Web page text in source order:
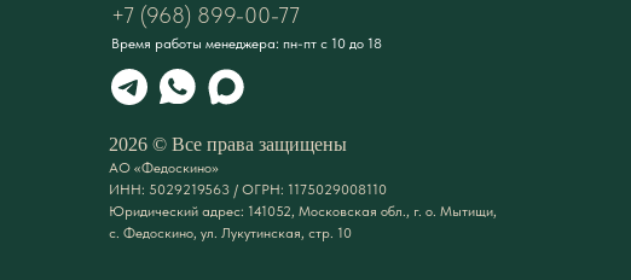
+7 (968) 899-00-77
АО «Федоскино»
ИНН: 5029219563 / ОГРН: 1175029008110
Юридический адрес: 141052, Московская обл., г. о. Мытищи,
с. Федоскино, ул. Лукутинская, стр. 10
2026 © Все права защищены
Время работы менеджера: пн-пт с 10 до 18